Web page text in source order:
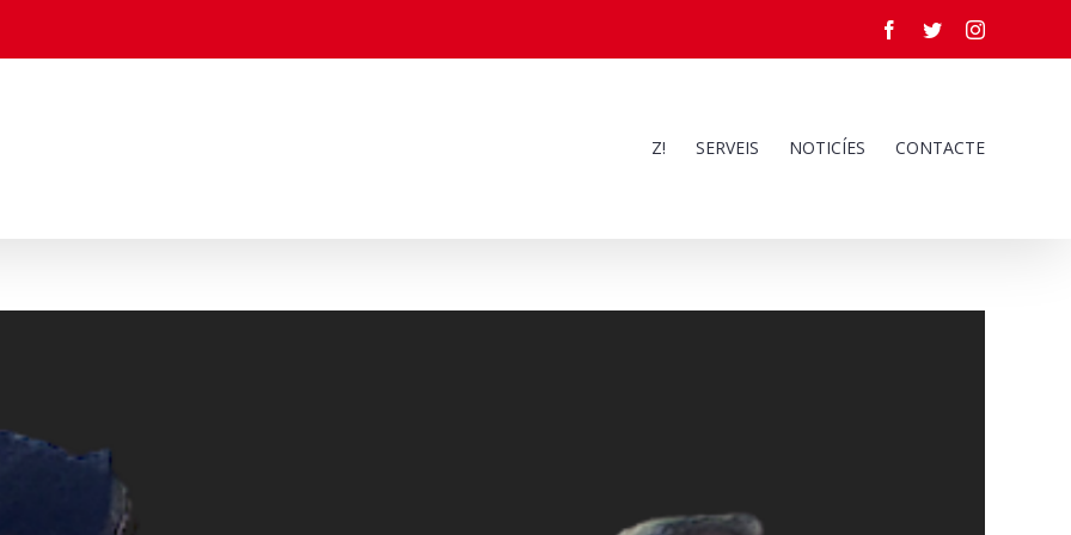
Facebook
TwitterInstagram
Z! SERVEIS NOTICÍES CONTACTE